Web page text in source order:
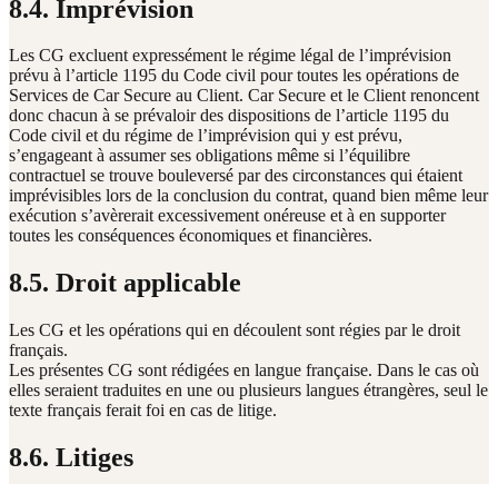
8.4. Imprévision
Les CG excluent expressément le régime légal de l’imprévision
prévu à l’article 1195 du Code civil pour toutes les opérations de
Services de Car Secure au Client. Car Secure et le Client renoncent
donc chacun à se prévaloir des dispositions de l’article 1195 du
Code civil et du régime de l’imprévision qui y est prévu,
s’engageant à assumer ses obligations même si l’équilibre
contractuel se trouve bouleversé par des circonstances qui étaient
imprévisibles lors de la conclusion du contrat, quand bien même leur
exécution s’avèrerait excessivement onéreuse et à en supporter
toutes les conséquences économiques et financières.
8.5. Droit applicable
Les CG et les opérations qui en découlent sont régies par le droit
français.
Les présentes CG sont rédigées en langue française. Dans le cas où
elles seraient traduites en une ou plusieurs langues étrangères, seul le
texte français ferait foi en cas de litige.
8.6. Litiges